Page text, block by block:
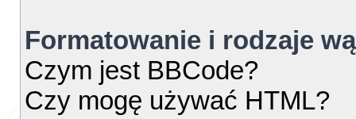
Formatowanie i rodzaje
Czym jest BBCode?
Czy mogę używać HTML?